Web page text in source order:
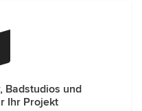
Badstudios und
Ihr Projekt